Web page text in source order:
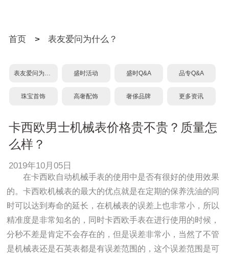
首页 > 表友爱问为什么？
表友爱问为什么？ 盛时活动 盛时Q&A 品专Q&A
珠宝首饰 高奢配饰 奢侈品牌 更多资讯
卡西欧男士机械表价格贵不贵？质量怎
么样？
2019年10月05日
在卡西欧自动机械手表的使用中是否有很好的使用效果
的。卡西欧机械表的最大的优点就是在定期的保养洗油的同
时可以达到寿命的延长，在机械表的误差上也非常小，所以
精准度是非常知名的，同时卡西欧手表在进行使用的时候，
分秒不差是肯定不会存在的，但是误差非常小，当然了不管
是机械表还是石英表都是有误差范围的，这个误差范围是可